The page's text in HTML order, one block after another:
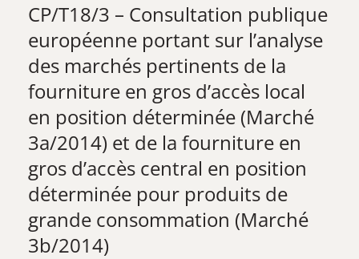
CP/T18/3 – Consultation publique
européenne portant sur l’analyse
des marchés pertinents de la
fourniture en gros d’accès local
en position déterminée (Marché
3a/2014) et de la fourniture en
gros d’accès central en position
déterminée pour produits de
grande consommation (Marché
3b/2014)